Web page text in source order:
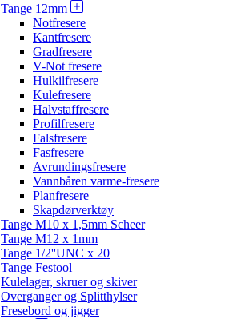
Tange 12mm
Notfresere
Kantfresere
Gradfresere
V-Not fresere
Hulkilfresere
Kulefresere
Halvstaffresere
Profilfresere
Falsfresere
Fasfresere
Avrundingsfresere
Vannbåren varme-fresere
Planfresere
Skapdørverktøy
Tange M10 x 1,5mm Scheer
Tange M12 x 1mm
Tange 1/2''UNC x 20
Tange Festool
Kulelager, skruer og skiver
Overganger og Splitthylser
Fresebord og jigger